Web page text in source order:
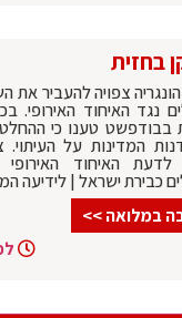
בחזית
צפויה להעביר את
נגד האיחוד האירופי.
בבודפשט טענו כי
המדינות על
לדעת האיחוד האירופי
כבירת ישראל | לידיעה
במלואה >>